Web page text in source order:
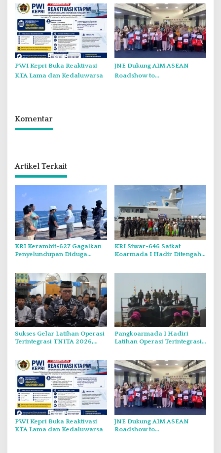
Bersama dan Santunan Anak
Yatim
PWI Kepri Buka Reaktivasi
KTA Lama dan Kedaluwarsa
JNE Dukung AIM ASEAN
Roadshow to
Komentar
Artikel Terkait
KRI Kerambit-627 Gagalkan
Penyelundupan Diduga
KRI Siwar-646 Satkat
Koarmada I Hadir Ditengah
Sukses Gelar Latihan Operasi
Terintegrasi TNITA 2026,
Yatim
Pangkoarmada I Hadiri
Latihan Operasi Terintegrasi
PWI Kepri Buka Reaktivasi
KTA Lama dan Kedaluwarsa
JNE Dukung AIM ASEAN
Roadshow to